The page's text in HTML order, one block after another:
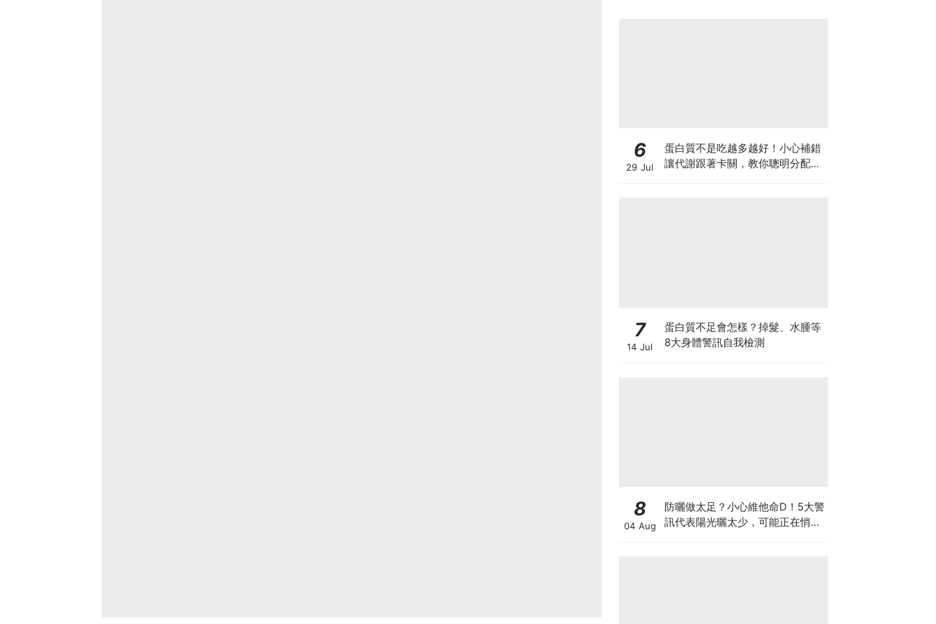
6
29 Jul
蛋白質不是吃越多越好！小心補錯
讓代謝跟著卡關，教你聰明分配三
7
14 Jul
蛋白質不足會怎樣？掉髮、水腫等
8大身體警訊自我檢測
8
04 Aug
防曬做太足？小心維他命D！5大警
訊代表陽光曬太少，可能正在悄悄